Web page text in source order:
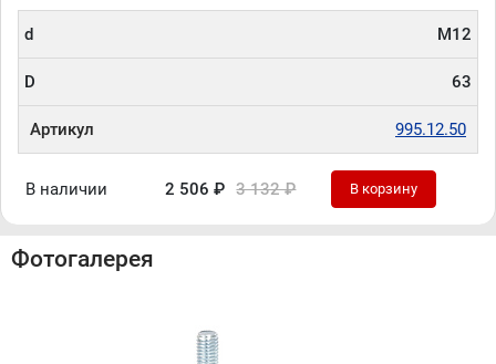
d М12
D 63
Артикул 995.12.50
В наличии 2 506 ₽ 3 132 ₽ В корзину
Фотогалерея